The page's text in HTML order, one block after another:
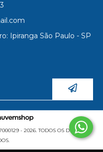
Ipiranga São Paulo - SP
- 2026. TODOS OS DIREITOS